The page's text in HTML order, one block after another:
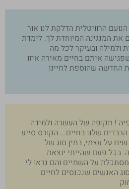
הרוויטלית הדלקת לנו אור
את המנגינה המיוחדת לך. לימדת
ולמילה ובעיקר לכל מה
איתם בחיים מאירה איזו
החדשה שהוספת לחיינו
! תקופה של העשרה ולמידה
שלנו בחיים... הקורס סייע
על עצמי, במין סוג של
בכל פעם שהייתי יוצאת
על השמיים והם נראו לי
האנשים שנכנסים לחיים